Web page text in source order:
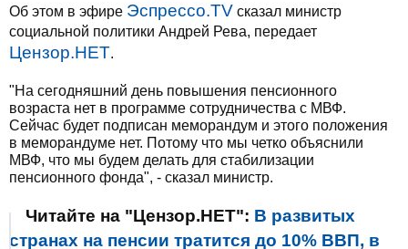
Об этом в эфире Эспрессо.TV сказал министр
социальной политики Андрей Рева, передает
Цензор.НЕТ.
"На сегодняшний день повышения пенсионного
возраста нет в программе сотрудничества с МВФ.
Сейчас будет подписан меморандум и этого положения
в меморандуме нет. Потому что мы четко объяснили
МВФ, что мы будем делать для стабилизации
пенсионного фонда", - сказал министр.
Читайте на "Цензор.НЕТ": В развитых
странах на пенсии тратится до 10% ВВП, в